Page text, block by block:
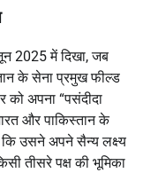
2025 में दिखा, जब
के सेना प्रमुख फील्ड
को अपना “पसंदीदा
और पाकिस्तान के
कि उसने अपने सैन्य लक्ष्य
तीसरे पक्ष की भूमिका